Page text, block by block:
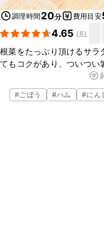
調理時間 20分 費用目安
4.65 (6)
根菜をたっぷり頂けるサラ
てもコクがあり、ついつい
ますので、おつまみにも
にできますので今晩のお
#ごぼう #ハム #にん